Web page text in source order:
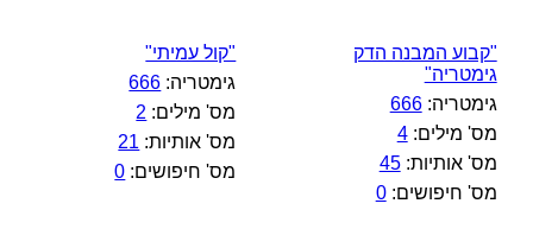
"קבוע המבנה הדק
גימטריה"
גימטריה:666
מס' מילים:4
מס' אותיות:45
מס' חיפושים:0
"קול עמיתי"
גימטריה: 666
מס' מילים: 2
מס' אותיות: 21
מס' חיפושים: 0